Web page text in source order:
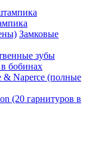
Замковые
зубы
бобинах
& Naperce (полные
(20 гарнитуров в